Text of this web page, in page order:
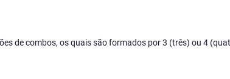
de combos, os quais são formados por 3 (três) ou 4